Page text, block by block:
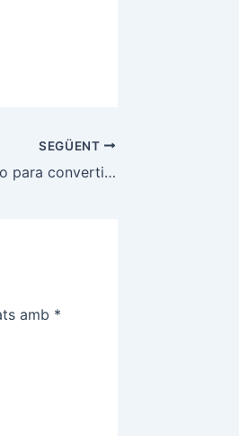
SEGÜENT
Aprenda el secreto para convertirse en un jugador más rápido en el fútbol
amb *